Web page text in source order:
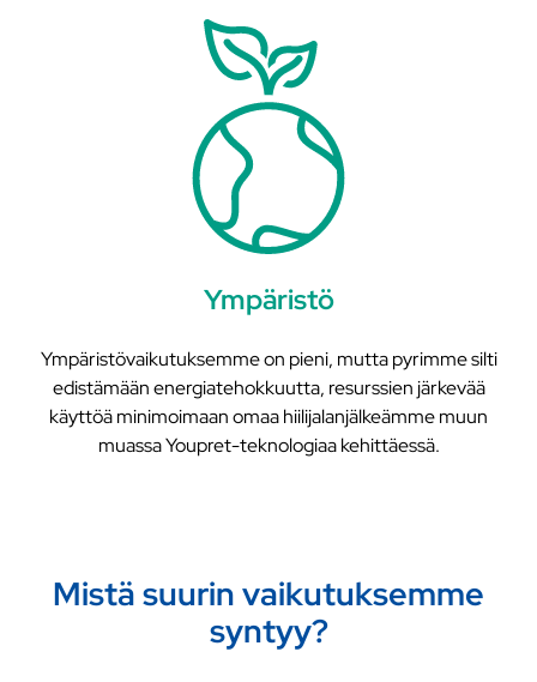
Ympäristö
Ympäristövaikutuksemme on pieni, mutta pyrimme silti
edistämään energiatehokkuutta, resurssien järkevää
käyttöä minimoimaan omaa hiilijalanjälkeämme muun
muassa Youpret-teknologiaa kehittäessä.
Mistä suurin vaikutuksemme
syntyy?